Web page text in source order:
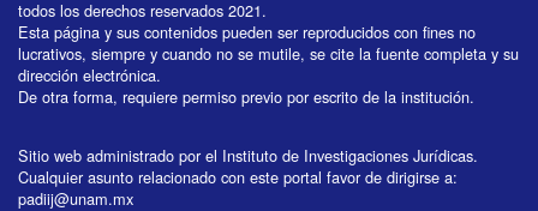
todos los derechos reservados 2021.
Esta página y sus contenidos pueden ser reproducidos con fines no
lucrativos, siempre y cuando no se mutile, se cite la fuente completa y su
dirección electrónica.
De otra forma, requiere permiso previo por escrito de la institución.
Sitio web administrado por el Instituto de Investigaciones Jurídicas.
Cualquier asunto relacionado con este portal favor de dirigirse a:
padiij@unam.mx